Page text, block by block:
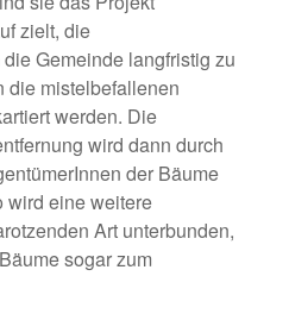
zielt, die
Gemeinde langfristig zu
die mistelbefallenen
werden. Die
wird dann durch
der Bäume
wird eine weitere
Art unterbunden,
sogar zum